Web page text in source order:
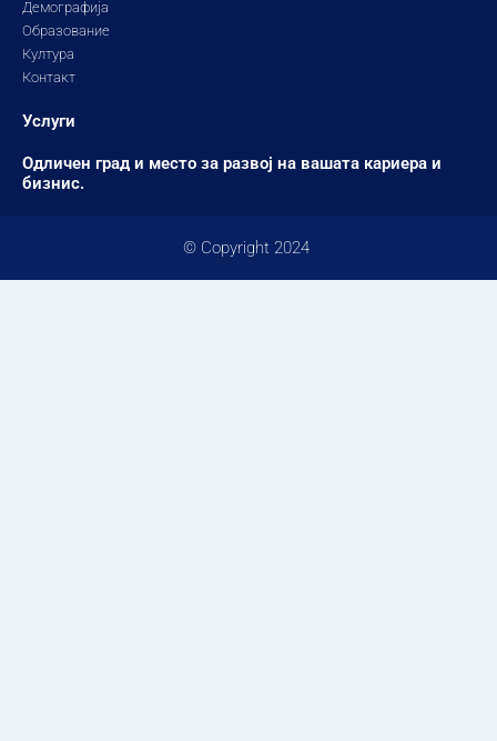
Демографија
Образование
Култура
Контакт
Услуги
Одличен град и место за развој на вашата кариера и
бизнис.
© Copyright 2024